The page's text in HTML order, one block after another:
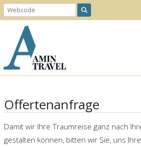
Offertenanfrage
Damit wir Ihre Traumreise ganz nach
gestalten können, bitten wir Sie, uns